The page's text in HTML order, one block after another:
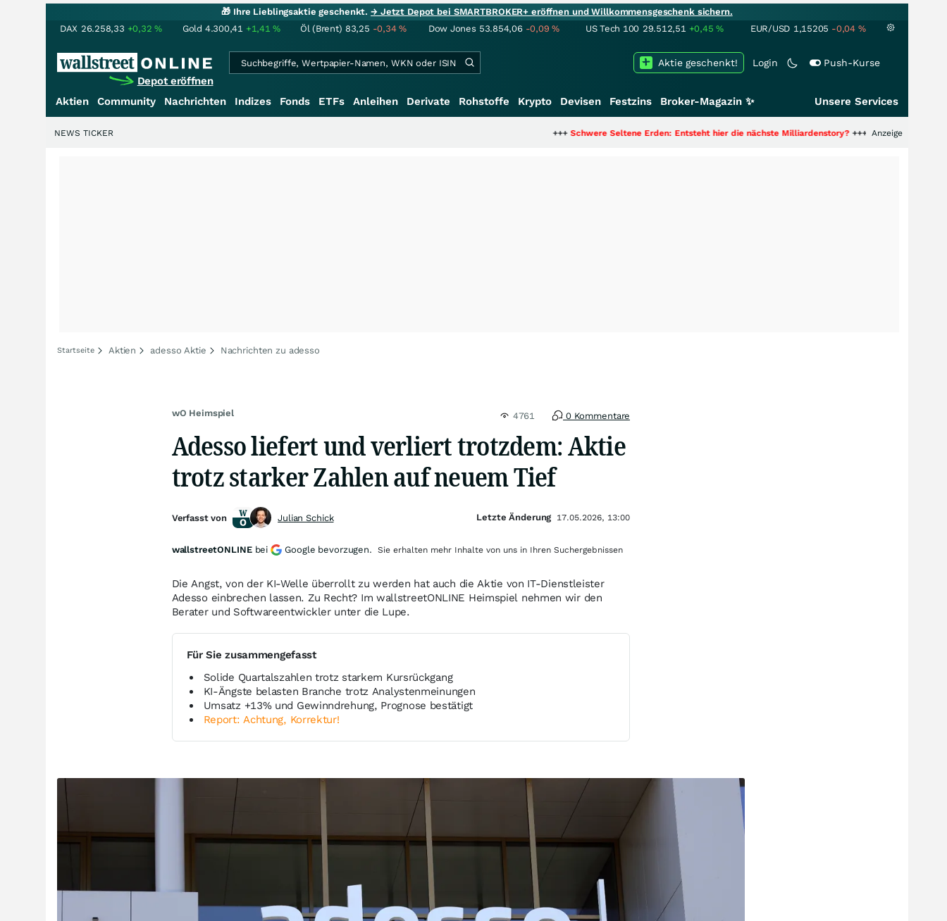
🎁 Ihre Lieblingsaktie geschenkt.→ Jetzt Depot bei SMARTBROKER+ eröffnen und Willkommensgeschenk sichern.
DAX 26.258,33 +0,32% Gold 4.300,41 +1,41% Öl (Brent) 83,25 -0,34% Dow Jones 53.854,06 -0,09% US Tech 100 29.512,51 +0,45% EUR/USD 1,15205 -0,04 %
Depot eröffnen
Login Push-Kurse
Aktie geschenkt!
Aktien Community Nachrichten Indizes Fonds ETFs Anleihen Derivate Rohstoffe Krypto Devisen Festzins Broker-Magazin ✨ Unsere Services
Schwere Seltene Erden: Entsteht hier die nächste Milliardenstory?+++ Anzeige
NEWS TICKER
Startseite Aktien adesso Aktie Nachrichten zu adesso
wO Heimspiel 4761 0 Kommentare
Adesso liefert und verliert trotzdem: Aktie
trotz starker Zahlen auf neuem Tief
Die Angst, von der KI-Welle überrollt zu werden hat auch die Aktie von IT-Dienstleister
Adesso einbrechen lassen. Zu Recht? Im wallstreetONLINE Heimspiel nehmen wir den
Berater und Softwareentwickler unter die Lupe.
Für Sie zusammengefasst
Solide Quartalszahlen trotz starkem Kursrückgang
KI-Ängste belasten Branche trotz Analystenmeinungen
Umsatz +13% und Gewinndrehung, Prognose bestätigt
Report: Achtung, Korrektur!
Verfasst von Julian Schick Letzte Änderung 17.05.2026, 13:00
wallstreetONLINE bei Google bevorzugen. Sie erhalten mehr Inhalte von uns in Ihren Suchergebnissen